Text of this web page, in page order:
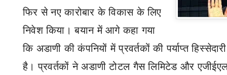
फिर से नए कारोबार के विकास के लिए
निवेश किया। बयान में आगे कहा गया
कि अडाणी की कंपनियों में प्रवर्तकों की पर्याप्त
है। प्रवर्तकों ने अडाणी टोटल गैस लिमिटेड और